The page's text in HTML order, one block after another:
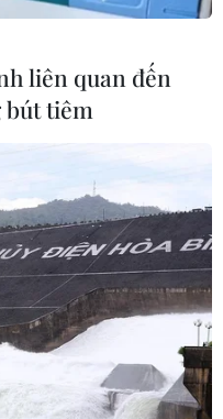
toàn diện về quốc
Tú tiếp Đại sứ
liên quan đến
bút tiêm